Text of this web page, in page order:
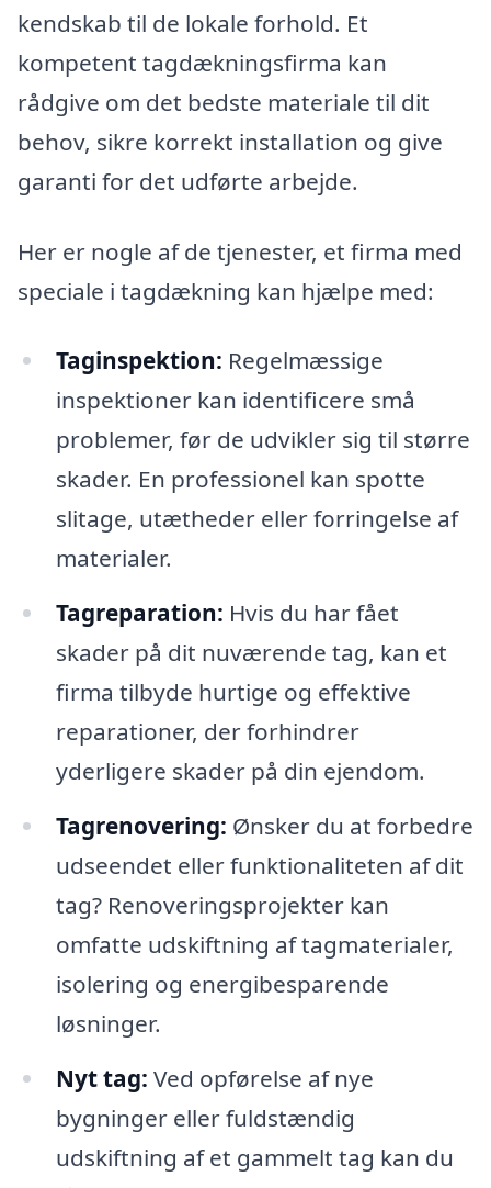
kendskab til de lokale forhold. Et
kompetent tagdækningsfirma kan
rådgive om det bedste materiale til dit
behov, sikre korrekt installation og give
garanti for det udførte arbejde.
Her er nogle af de tjenester, et firma med
speciale i tagdækning kan hjælpe med:
Taginspektion: Regelmæssige
inspektioner kan identificere små
problemer, før de udvikler sig til større
skader. En professionel kan spotte
slitage, utætheder eller forringelse af
materialer.
Tagreparation: Hvis du har fået
skader på dit nuværende tag, kan et
firma tilbyde hurtige og effektive
reparationer, der forhindrer
yderligere skader på din ejendom.
Tagrenovering: Ønsker du at forbedre
udseendet eller funktionaliteten af dit
tag? Renoveringsprojekter kan
omfatte udskiftning af tagmaterialer,
isolering og energibesparende
løsninger.
Nyt tag: Ved opførelse af nye
bygninger eller fuldstændig
udskiftning af et gammelt tag kan du